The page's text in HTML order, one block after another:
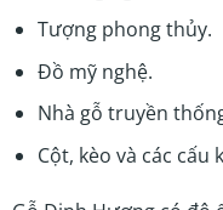
Tượng phong thủy.
Đồ mỹ nghệ.
Nhà gỗ truyền
Cột, kèo và các cấu